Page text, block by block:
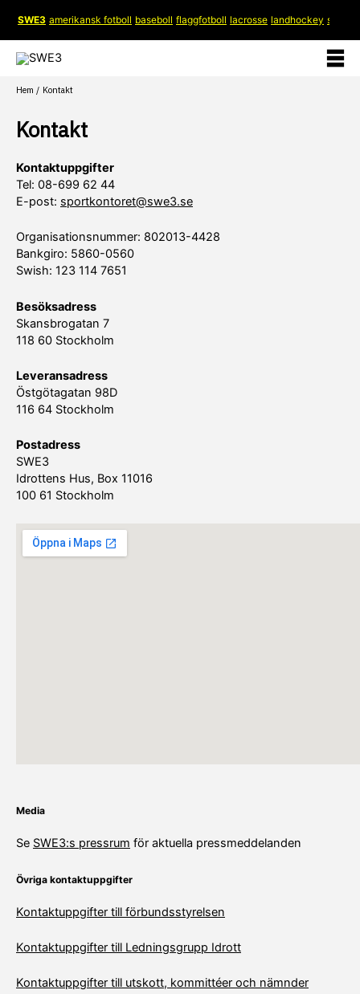
innehåll
SWE3 amerikansk fotboll baseboll flaggfotboll lacrosse landhockey softboll
Hem Kontakt
Kontakt
Kontaktuppgifter
Tel: 08-699 62 44
E-post: sportkontoret@swe3.se
Organisationsnummer: 802013-4428
Bankgiro: 5860-0560
Swish: 123 114 7651
Besöksadress
Skansbrogatan 7
118 60 Stockholm
Leveransadress
Östgötagatan 98D
116 64 Stockholm
Postadress
SWE3
Idrottens Hus, Box 11016
100 61 Stockholm
Media
Se SWE3:s pressrum för aktuella pressmeddelanden
Övriga kontaktuppgifter
Kontaktuppgifter till förbundsstyrelsen
Kontaktuppgifter till Ledningsgrupp Idrott
Kontaktuppgifter till utskott, kommittéer och nämnder